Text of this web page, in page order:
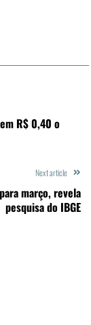
R$ 0,40 o
Next article
março, revela
pesquisa do IBGE